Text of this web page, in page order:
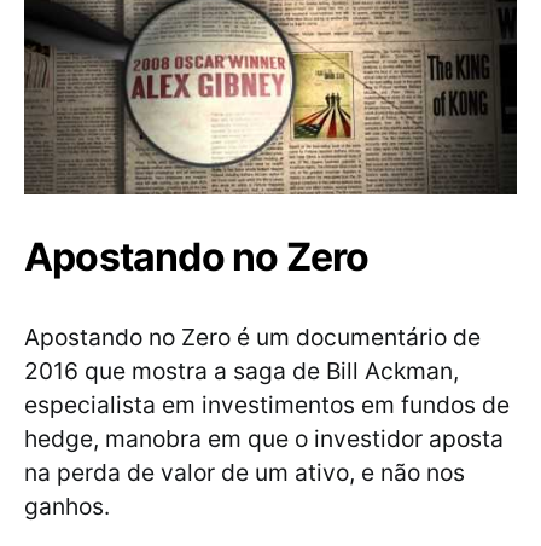
Apostando no Zero
Apostando no Zero é um documentário de
2016 que mostra a saga de Bill Ackman,
especialista em investimentos em fundos de
hedge, manobra em que o investidor aposta
na perda de valor de um ativo, e não nos
ganhos.